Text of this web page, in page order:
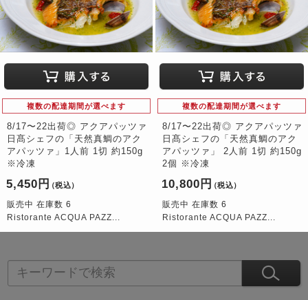
複数の配達期間が選べます
8/17〜22出荷◎ アクアパッツァ
日髙シェフの「天然真鯛のアク
アパッツァ」1人前 1切 約150g
※冷凍
5,450円 （税込）
販売中 在庫数 6
Ristorante ACQUA PAZZ...
複数の配達期間が選べます
8/17〜22出荷◎ アクアパッツァ
日髙シェフの「天然真鯛のアク
アパッツァ」 2人前 1切 約150g
2個 ※冷凍
10,800円 （税込）
販売中 在庫数 6
Ristorante ACQUA PAZZ...